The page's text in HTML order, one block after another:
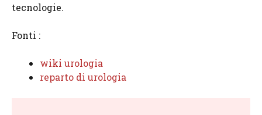
tecnologie.
Fonti :
wiki urologia
reparto di urologia